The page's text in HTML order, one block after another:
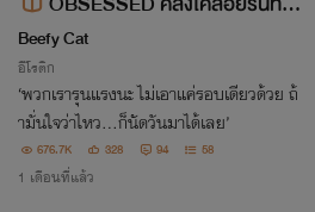
(4P) NC20+
Beefy Cat
อีโรติก
‘พวกเรารุนแรงนะ ไม่เอาแค่รอบเดียวด้วย ถ้
ามั่นใจว่าไหว...ก็นัดวันมาได้เลย’
676.7K 328 94 58
1 เดือนที่แล้ว